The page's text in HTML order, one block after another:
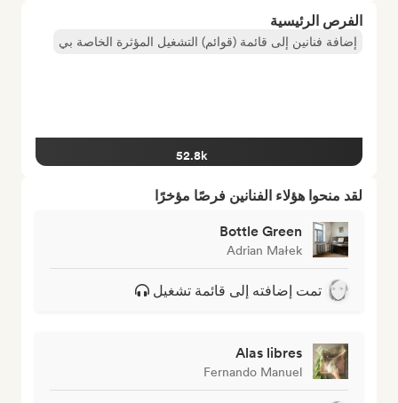
الفرص الرئيسية
إضافة فنانين إلى قائمة (قوائم) التشغيل المؤثرة الخاصة بي
52.8k
لقد منحوا هؤلاء الفنانين فرصًا مؤخرًا
Bottle Green
Adrian Małek
تمت إضافته إلى قائمة تشغيل
Alas libres
Fernando Manuel